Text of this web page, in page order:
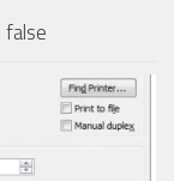
false